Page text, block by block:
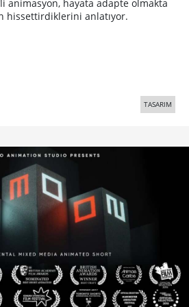
animasyon, hayata adapte olmakta
hissettirdiklerini anlatıyor.
TASARIM